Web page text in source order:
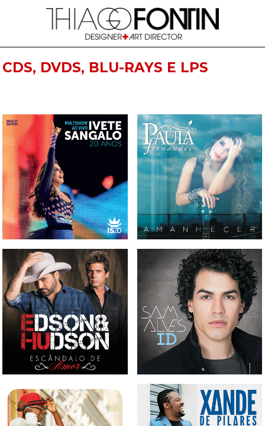
CDS, DVDS, BLU-RAYS E LPS
CD, DVD E BLU-RAY IVETE
SANGALO - MULTISHOW AO
VIVO 20 ANOS
CD PAULA FERNANDES -
AMANHECER
CD EDSON & HUDSON -
ESCÂNDALO DE AMOR
CD SAM ALVES - ID